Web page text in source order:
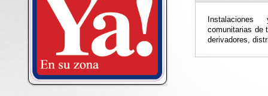
comunitarias de
derivadores,